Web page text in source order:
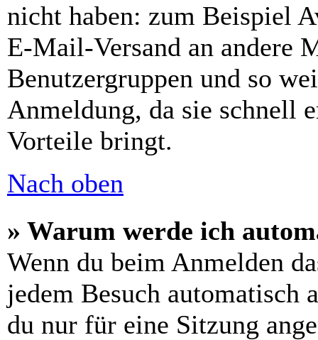
nicht haben: zum Beispiel
E-Mail-Versand an andere
Benutzergruppen und so
Anmeldung, da sie schnell
Vorteile bringt.
Nach oben
» Warum werde ich
Wenn du beim Anmelden
jedem Besuch automatisch
du nur für eine Sitzung